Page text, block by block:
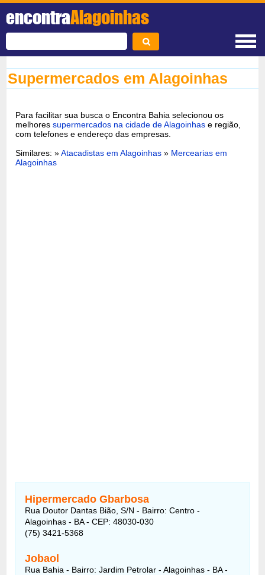
encontraAlagoinhas
Supermercados em Alagoinhas
Para facilitar sua busca o Encontra Bahia selecionou os
melhoressupermercados na cidade de Alagoinhas e região,
com telefones e endereço das empresas.
Similares: »Atacadistas em Alagoinhas » Mercearias em
Alagoinhas
Hipermercado Gbarbosa
Rua Doutor Dantas Bião, S/N - Bairro: Centro -
Alagoinhas - BA - CEP: 48030-030
(75) 3421-5368
Jobaol
Rua Bahia - Bairro: Jardim Petrolar - Alagoinhas - BA -